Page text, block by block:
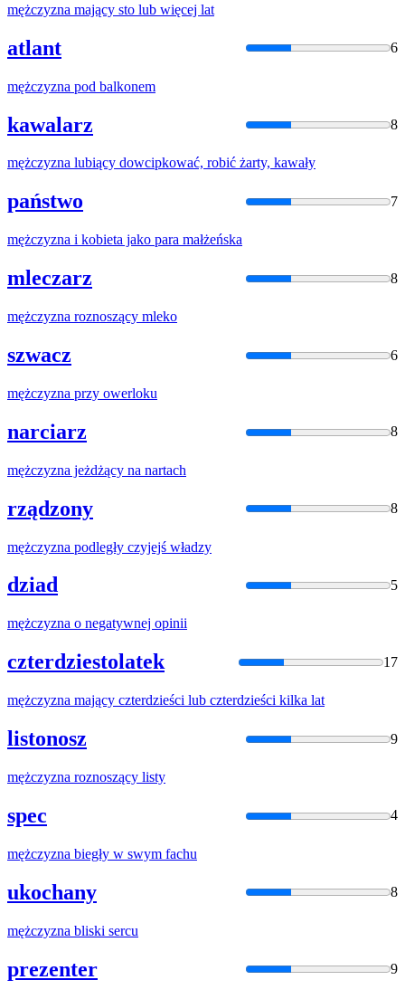
mężczyzna mający sto lub więcej lat
atlant 6
mężczyzna pod balkonem
kawalarz 8
mężczyzna lubiący dowcipkować, robić żarty, kawały
państwo 7
mężczyzna i kobieta jako para małżeńska
mleczarz 8
mężczyzna roznoszący mleko
szwacz 6
mężczyzna przy owerloku
narciarz 8
mężczyzna jeżdżący na nartach
rządzony 8
mężczyzna podległy czyjejś władzy
dziad 5
mężczyzna o negatywnej opinii
czterdziestolatek 17
mężczyzna mający czterdzieści lub czterdzieści kilka lat
listonosz 9
mężczyzna roznoszący listy
spec 4
mężczyzna biegły w swym fachu
ukochany 8
mężczyzna bliski sercu
prezenter 9